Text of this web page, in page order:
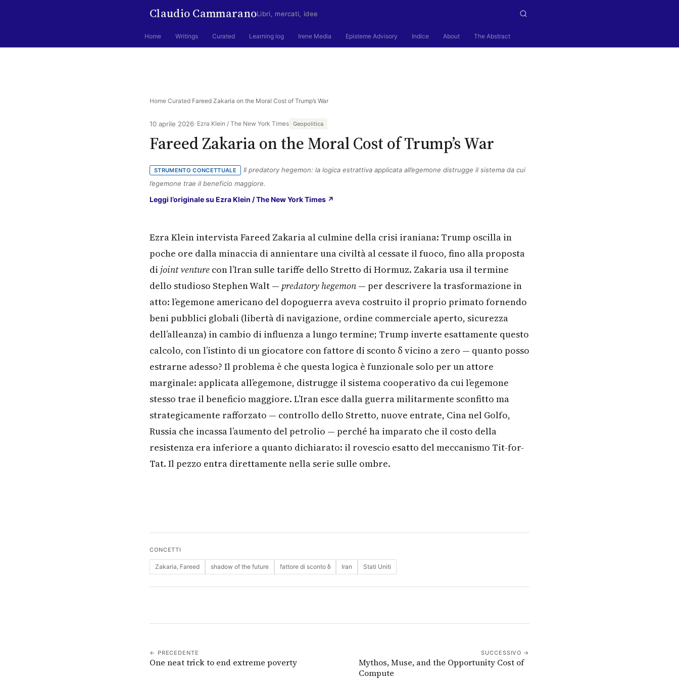
Claudio CammaranoLibri, mercati, idee
Home Writings Curated Learning log Irene Media Episteme Advisory Indice About The Abstract
Home·Curated·Fareed Zakaria on the Moral Cost of Trump’s War
10 aprile 2026· Ezra Klein / The New York Times Geopolitica
Fareed Zakaria on the Moral Cost of Trump’s War
STRUMENTO CONCETTUALE
Il predatory hegemon: la logica estrattiva applicata all’egemone distrugge il sistema da cui
l’egemone trae il beneficio maggiore.
Leggi l’originale su Ezra Klein / The New York Times ↗
Ezra Klein intervista Fareed Zakaria al culmine della crisi iraniana: Trump oscilla in
poche ore dalla minaccia di annientare una civiltà al cessate il fuoco, fino alla proposta
di joint venture con l’Iran sulle tariffe dello Stretto di Hormuz. Zakaria usa il termine
dello studioso Stephen Walt — predatory hegemon — per descrivere la trasformazione in
atto: l’egemone americano del dopoguerra aveva costruito il proprio primato fornendo
beni pubblici globali (libertà di navigazione, ordine commerciale aperto, sicurezza
dell’alleanza) in cambio di influenza a lungo termine; Trump inverte esattamente questo
calcolo, con l’istinto di un giocatore con fattore di sconto δ vicino a zero — quanto posso
estrarne adesso? Il problema è che questa logica è funzionale solo per un attore
marginale: applicata all’egemone, distrugge il sistema cooperativo da cui l’egemone
stesso trae il beneficio maggiore. L’Iran esce dalla guerra militarmente sconfitto ma
strategicamente rafforzato — controllo dello Stretto, nuove entrate, Cina nel Golfo,
Russia che incassa l’aumento del petrolio — perché ha imparato che il costo della
resistenza era inferiore a quanto dichiarato: il rovescio esatto del meccanismo Tit-for-
Tat. Il pezzo entra direttamente nella serie sulle ombre.
CONCETTI
Zakaria, Fareed shadow of the future fattore di sconto δ Iran Stati Uniti
← PRECEDENTE
One neat trick to end extreme poverty
SUCCESSIVO →
Mythos, Muse, and the Opportunity Cost of
Compute